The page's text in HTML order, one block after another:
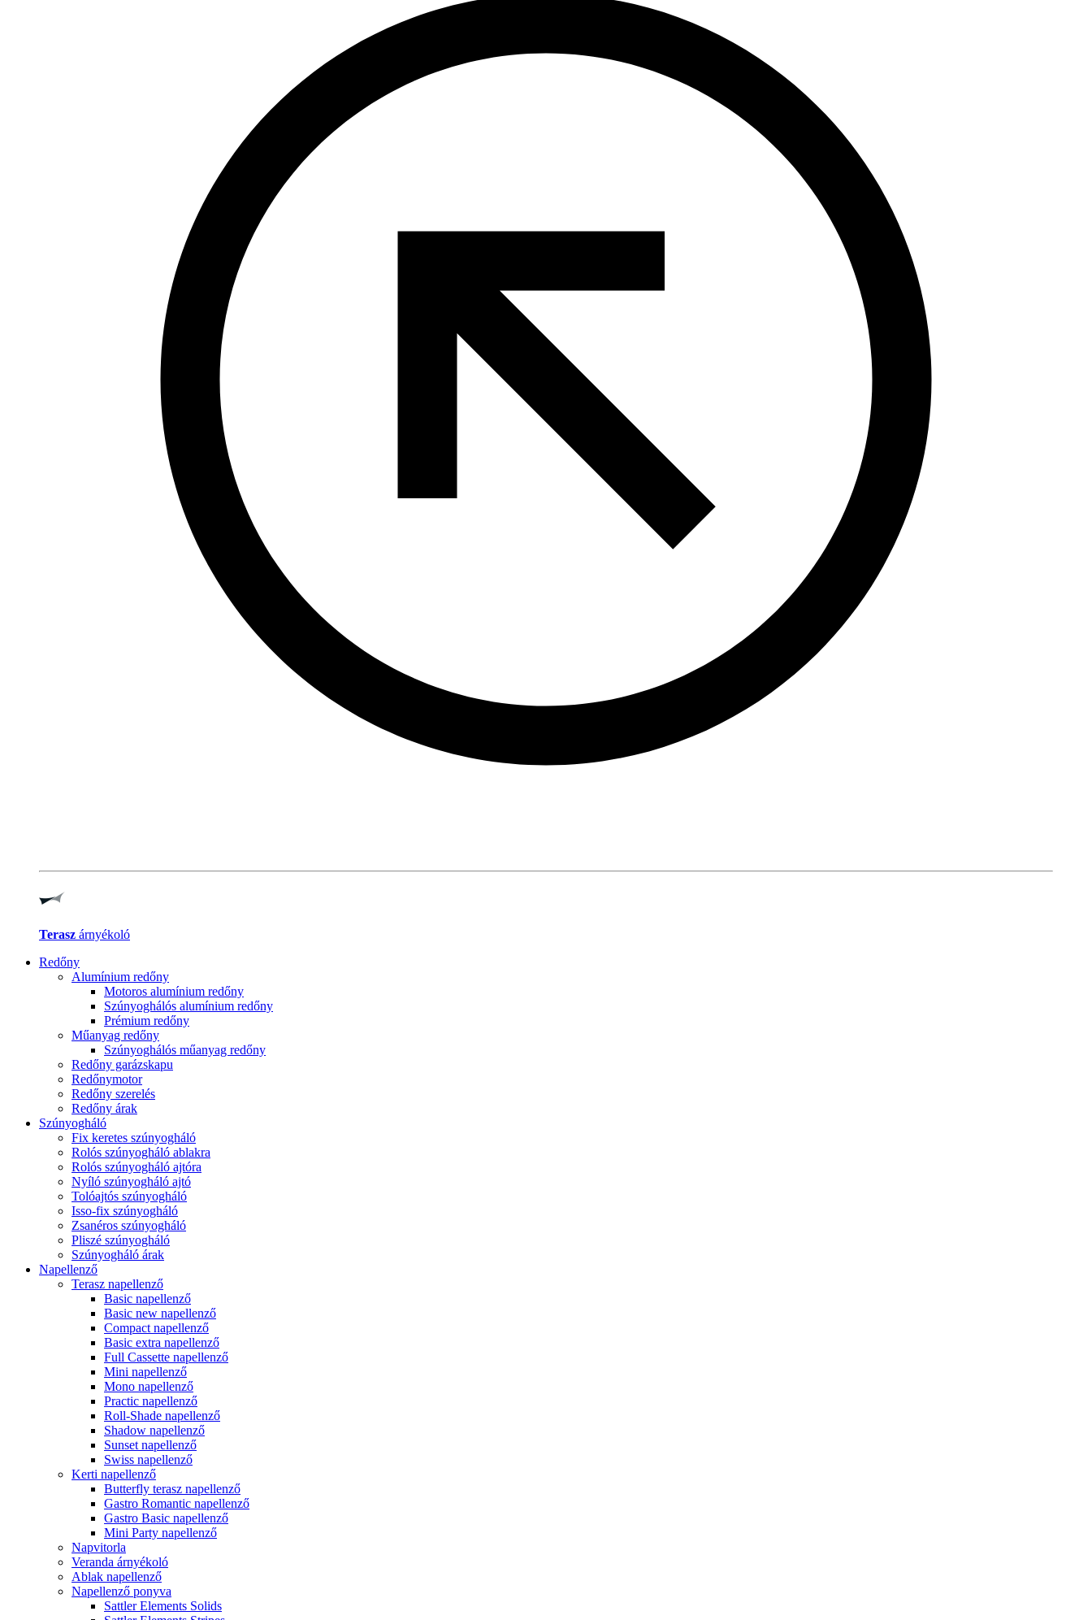
Terasz árnyékoló
Redőny
Alumínium redőny
Motoros alumínium redőny
Szúnyoghálós alumínium redőny
Prémium redőny
Műanyag redőny
Szúnyoghálós műanyag redőny
Redőny garázskapu
Redőnymotor
Redőny szerelés
Redőny árak
Szúnyogháló
Fix keretes szúnyogháló
Rolós szúnyogháló ablakra
Rolós szúnyogháló ajtóra
Nyíló szúnyogháló ajtó
Tolóajtós szúnyogháló
Isso-fix szúnyogháló
Zsanéros szúnyogháló
Pliszé szúnyogháló
Szúnyogháló árak
Napellenző
Terasz napellenző
Basic napellenző
Basic new napellenző
Compact napellenző
Basic extra napellenző
Full Cassette napellenző
Mini napellenző
Mono napellenző
Practic napellenző
Roll-Shade napellenző
Shadow napellenző
Sunset napellenző
Swiss napellenző
Kerti napellenző
Butterfly terasz napellenző
Gastro Romantic napellenző
Gastro Basic napellenző
Mini Party napellenző
Napvitorla
Veranda árnyékoló
Ablak napellenző
Napellenző ponyva
Sattler Elements Solids